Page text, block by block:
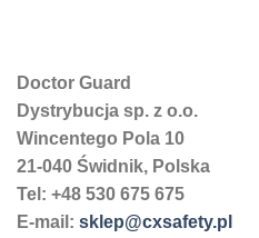
Doctor Guard
Dystrybucja sp. z o.o.
Wincentego Pola 10
21-040 Świdnik, Polska
Tel: +48 530 675 675
E-mail: sklep@cxsafety.pl